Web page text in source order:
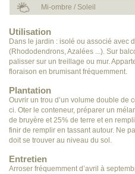
Mi-ombre / Soleil
Utilisation
Dans le jardin : isolé ou associé avec
(Rhododendrons, Azalées ...). Sur
palisser sur un treillage ou mur.
floraison en brumisant fréquemment.
Plantation
Ouvrir un trou d’un volume double de
ci. Oter le conteneur, préparer un
de bruyère et 25% de terre et en
finir de remplir en tassant autour. Ne
doit se trouver au niveau du sol.
Entretien
Arroser fréquemment d’avril à